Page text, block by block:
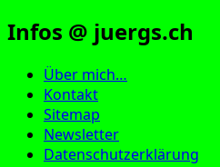
Infos @ juergs.ch
Über mich…
Kontakt
Sitemap
Newsletter
Datenschutzerklärung